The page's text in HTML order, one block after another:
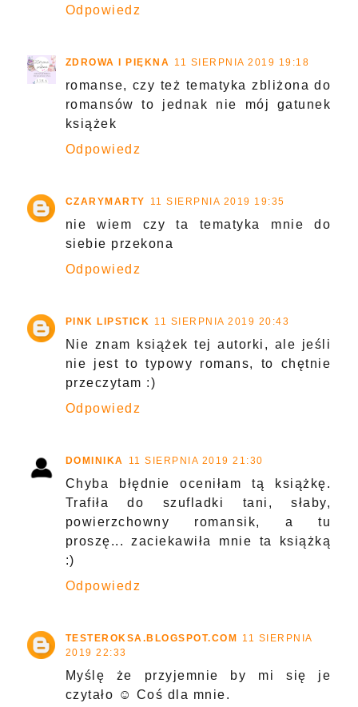
Odpowiedz
ZDROWA I PIĘKNA 11 SIERPNIA 2019 19:18
romanse, czy też tematyka zbliżona do
romansów to jednak nie mój gatunek
książek
Odpowiedz
CZARYMARTY 11 SIERPNIA 2019 19:35
nie wiem czy ta tematyka mnie do
siebie przekona
Odpowiedz
PINK LIPSTICK 11 SIERPNIA 2019 20:43
Nie znam książek tej autorki, ale jeśli
nie jest to typowy romans, to chętnie
przeczytam :)
Odpowiedz
DOMINIKA 11 SIERPNIA 2019 21:30
Chyba błędnie oceniłam tą książkę.
Trafiła do szufladki tani, słaby,
powierzchowny romansik, a tu
proszę... zaciekawiła mnie ta książką
:)
Odpowiedz
TESTEROKSA.BLOGSPOT.COM
11 SIERPNIA
2019 22:33
Myślę że przyjemnie by mi się je
czytało ☺️ Coś dla mnie.